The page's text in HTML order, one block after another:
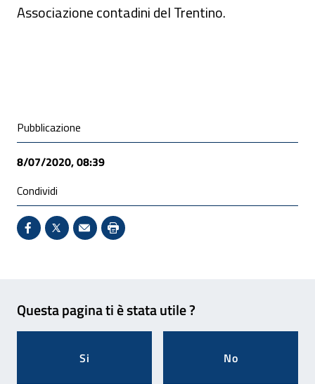
Associazione contadini del Trentino.
Condivisione social
Pubblicazione
8/07/2020, 08:39
Condividi
Condividi su Facebook - Sito esterno - Apertura in
X - Sito esterno - Apertura in nuova finestra
Invio Mail: apre il programma di posta
Stampa pagina: scelta meno
Questa pagina ti è stata utile ?
Si No